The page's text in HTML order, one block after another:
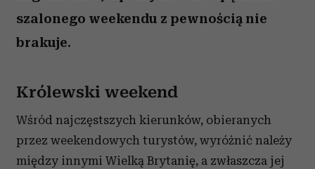
szalonego weekendu z pewnością nie
brakuje.
Królewski weekend
Wśród najczęstszych kierunków, obieranych
przez weekendowych turystów, wyróżnić należy
między innymi Wielką Brytanię, a zwłaszcza jej